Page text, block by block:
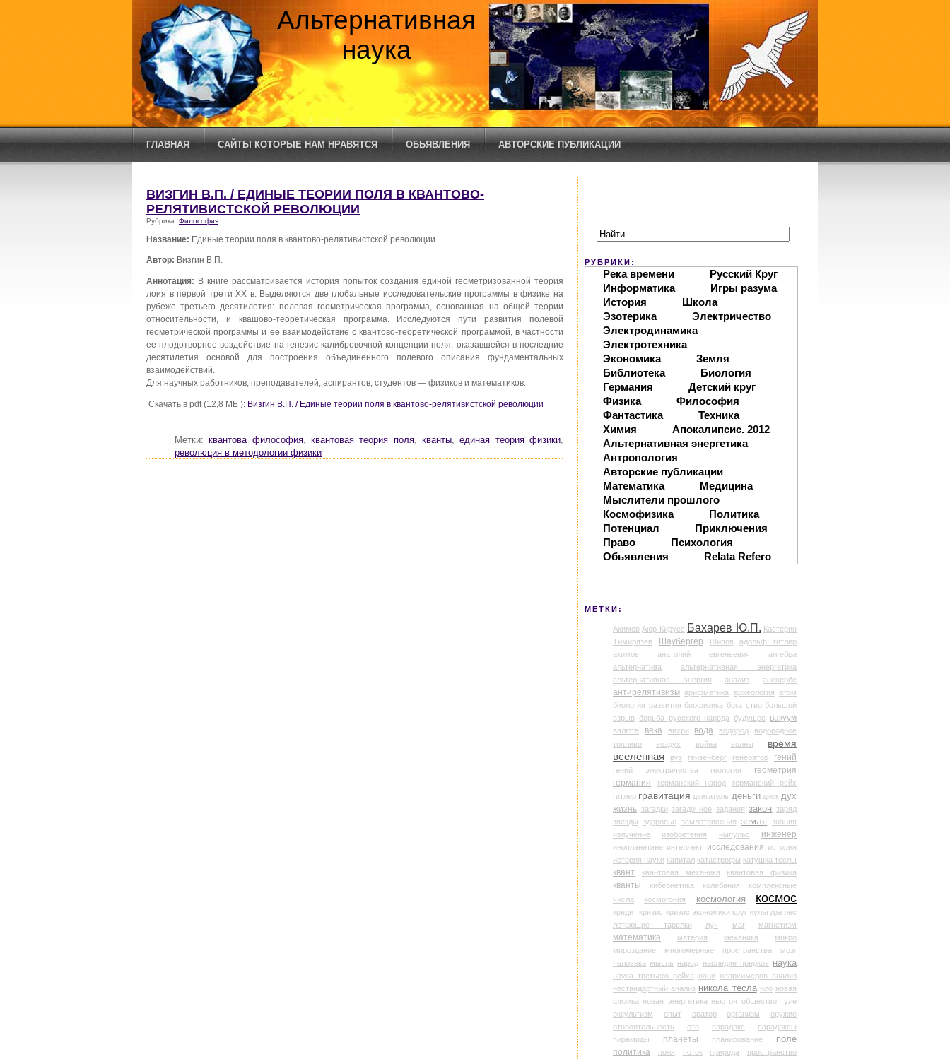
Альтернативная
наука
ГЛАВНАЯ САЙТЫ КОТОРЫЕ НАМ НРАВЯТСЯ ОБЬЯВЛЕНИЯ АВТОРСКИЕ ПУБЛИКАЦИИ
ВИЗГИН В.П. / ЕДИНЫЕ ТЕОРИИ ПОЛЯ В КВАНТОВО-
РЕЛЯТИВИСТСКОЙ РЕВОЛЮЦИИ
Рубрика: Философия
Название: Единые теории поля в квантово-релятивистской революции
Автор: Визгин В.П.
Аннотация: В книге рассматривается история попыток создания единой геометризованной теория
лоия в первой трети XX в. Выделяются две глобальные исследовательские программы в физике на
рубеже третьего десятилетия: полевая геометрическая программа, основанная на общей теории
относительности, и квашово-теоретическая программа. Исследуются пути развития полевой
геометрической программы и ее взаимодействие с квантово-теоретической программой, в частности
ее плодотворное воздействие на генезис калибровочной концепции поля, оказавшейся в последние
десятилетия основой для построения объединенного полевого описания фундаментальных
взаимодействий.
Для научных работников, преподавателей, аспирантов, студентов — физиков и математиков.
Скачать в pdf (12,8 МБ ): Визгин В.П. / Единые теории поля в квантово-релятивистской революции
Метки:квантова философия,квантовая теория поля,кванты ,единая теория физики
революция в методологии физики
РУБРИКИ:
Река времени
Русский Круг
Информатика
Игры разума
История
Школа
Эзотерика
Электричество
Электродинамика
Электротехника
Экономика
Земля
Библиотека
Биология
Германия
Детский круг
Физика
Философия
Фантастика
Техника
Химия
Апокалипсис. 2012
Альтернативная энергетика
Антропология
Авторские публикации
Математика
Медицина
Мыслители прошлого
Космофизика
Политика
Потенциал
Приключения
Право
Психология
Обьявления
Relata Refero
МЕТКИ:
Акимов Аюр Кирусс Бахарев Ю.П. Кастерин
Тимирязев
Шаубергер Шипов
адольф гитлер
акимов анатолий евгеньевич
алгебра
альтернатива
альтернативная энергетика
альтернативная энергия
анализ аненербе
антирелятивизм арифметика археология атом
биология развития биофизика богатство большой
взрыв
борьба русского народа будущее вакуум
валюта века вихри вода водород
водородное
топливо
воздух война волны
время
вселенная
вуз гейзенберг генератор гений
гений электричества геология
геометрия
германия
германский народ
германский рейх
гитлер гравитация двигатель деньги диск дух
жизнь загадки загадочное задания закон заряд
звезды
здоровье землетрясения земля
знания
излучение
изобретения импульс инженер
инопланетяне интеллект исследования история
история науки капитал катастрофы катушка теслы
квант квантовая механика квантовая физика
кванты кибернетика колебания
комплексные
числа
космогония космология космос
кредит кризис кризис экономики круг культура лес
летающие тарелки
луч маг магнетизм
математика материя механика
микро
мироздание
многомерные пространства
мозг
человека мысль народ наследие предков наука
наука третьего рейха наци
неархимедов анализ
нестандартный анализ никола тесла нло новая
физика новая энергетика ньютон общество туле
оккультизм
опыт оратор организм
оружие
относительность
ото парадокс
парадоксы
пирамиды
планеты планирование
поле
политика
поля поток природа
пространство